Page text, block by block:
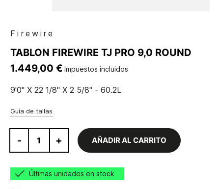
Firewire
TABLON FIREWIRE TJ PRO 9,0 ROUND
1.449,00 € Impuestos incluidos
9'0'' X 22 1/8'' X 2 5/8'' - 60.2L
Guía de tallas
- + AÑADIR AL CARRITO
Últimas unidades en stock